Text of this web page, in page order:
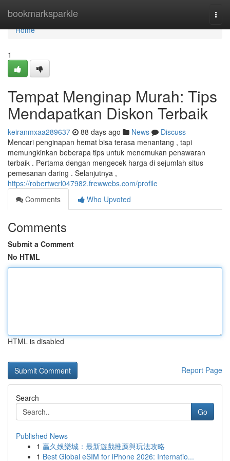
bookmarksparkle
Home
Home
1
Tempat Menginap Murah: Tips
Mendapatkan Diskon Terbaik
keiranmxaa289637 88 days ago News
Discuss
Mencari penginapan hemat bisa terasa menantang , tapi
memungkinkan beberapa tips untuk menemukan penawaran
terbaik . Pertama dengan mengecek harga di sejumlah situs
pemesanan daring . Selanjutnya ,
https://robertwcrl047982.frewwebs.com/profile
Comments
Who Upvoted
Comments
Submit a Comment
No HTML
HTML is disabled
Report Page
Search
Go
Published News
1 贏久娛樂城：最新遊戲推薦與玩法攻略
1 Best Global eSIM for iPhone 2026: Internatio...